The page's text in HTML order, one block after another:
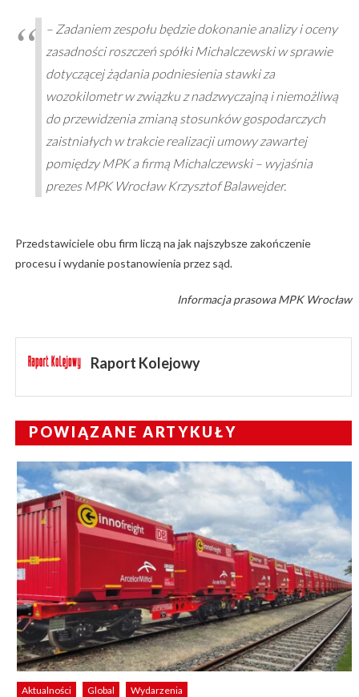
– Zadaniem zespołu będzie dokonanie analizy i oceny
zasadności roszczeń spółki Michalczewski w sprawie
dotyczącej żądania podniesienia stawki za
wozokilometr w związku z nadzwyczajną i niemożliwą
do przewidzenia zmianą stosunków gospodarczych
zaistniałych w trakcie realizacji umowy zawartej
pomiędzy MPK a firmą Michalczewski – wyjaśnia
prezes MPK Wrocław Krzysztof Balawejder.
Przedstawiciele obu firm liczą na jak najszybsze zakończenie
procesu i wydanie postanowienia przez sąd.
Informacja prasowa MPK Wrocław
Raport Kolejowy
POWIĄZANE ARTYKUŁY
Aktualności Global Wydarzenia